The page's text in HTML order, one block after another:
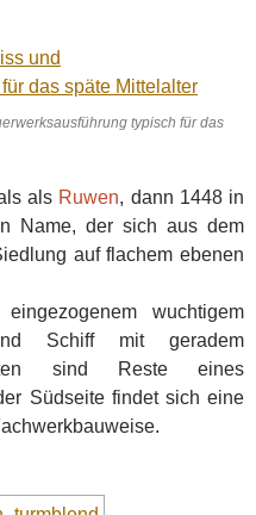
typisch für das
als Ruwen, dann 1448 in
Name, der sich aus dem
auf flachem ebenen
wuchtigem
Schiff mit geradem
sind Reste eines
Südseite findet sich eine